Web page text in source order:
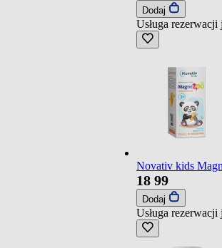
Dodaj
Usługa rezerwacji
Novativ kids
18 99
Dodaj
Usługa rezerwacji